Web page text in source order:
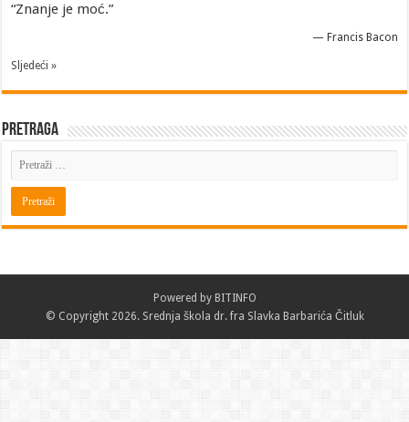
“Znanje je moć.”
— Francis Bacon
Sljedeći »
Pretraga
Powered by BITINFO
© Copyright 2026. Srednja škola dr. fra Slavka Barbarića Čitluk